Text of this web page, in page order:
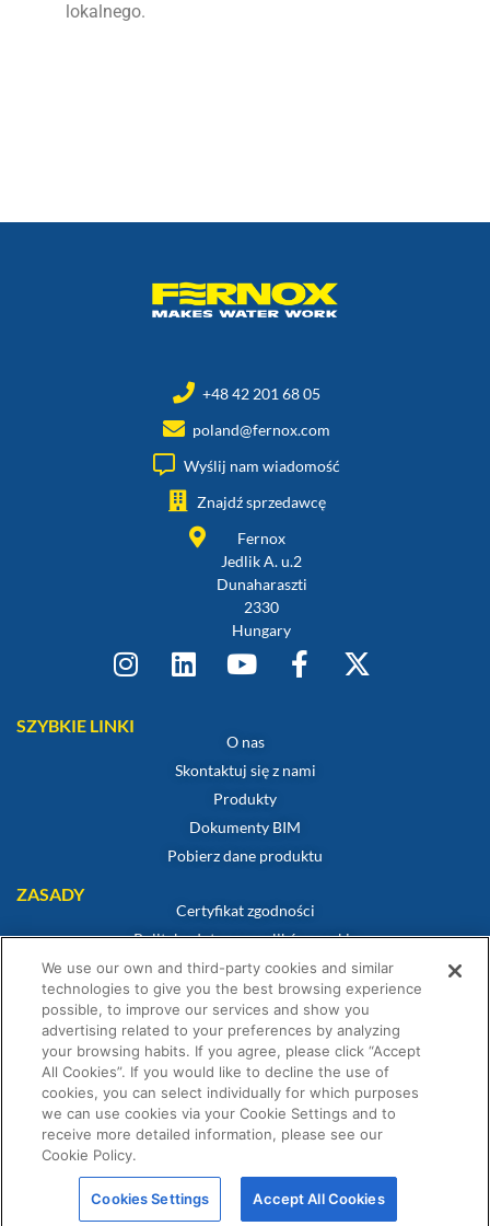
lokalnego.
+48 42 201 68 05
poland@fernox.com
Wyślij nam wiadomość
Znajdź sprzedawcę
Fernox
Jedlik A. u.2
Dunaharaszti
2330
Hungary
SZYBKIE LINKI
O nas
Skontaktuj się z nami
Produkty
Dokumenty BIM
Pobierz dane produktu
ZASADY
Certyfikat zgodności
Polityka dotycząca plików cookie
Zastrzeżenie
Polityka prywatności
Warunki sprzedaży
Oświadczenie gwarancyjne
Warunki Konkursu
© Fernox jest spółką należącą do Element Solutions Inc 2026. Wszelkie prawa
zastrzeżone.
We use our own and third-party cookies and similar
technologies to give you the best browsing experience
possible, to improve our services and show you
advertising related to your preferences by analyzing
your browsing habits. If you agree, please click “Accept
All Cookies”. If you would like to decline the use of
cookies, you can select individually for which purposes
we can use cookies via your Cookie Settings and to
receive more detailed information, please see our
Cookie Policy.
Cookies Settings Accept All Cookies